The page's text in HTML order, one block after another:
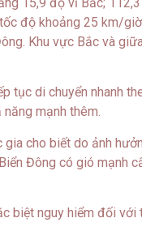
độ khoảng 25 km/
Khu vực Bắc và
tục di chuyển nhanh
mạnh thêm.
cho biết do ảnh
Đông có gió mạnh
biệt nguy hiểm đối